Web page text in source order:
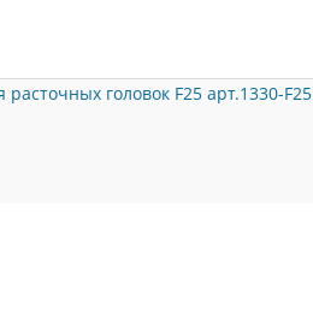
головок F25 арт.1330-F25